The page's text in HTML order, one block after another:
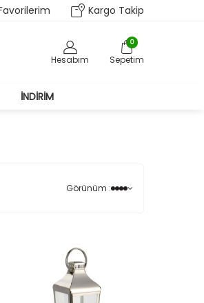
Kargo Takip
Hesabım
0
Sepetim
İNDIRIM
Görünüm :